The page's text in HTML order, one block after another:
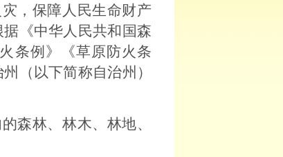
，保障人民生命财产
《中华人民共和国森
条例》《草原防火条
（以下简称自治州）
森林、林木、林地、